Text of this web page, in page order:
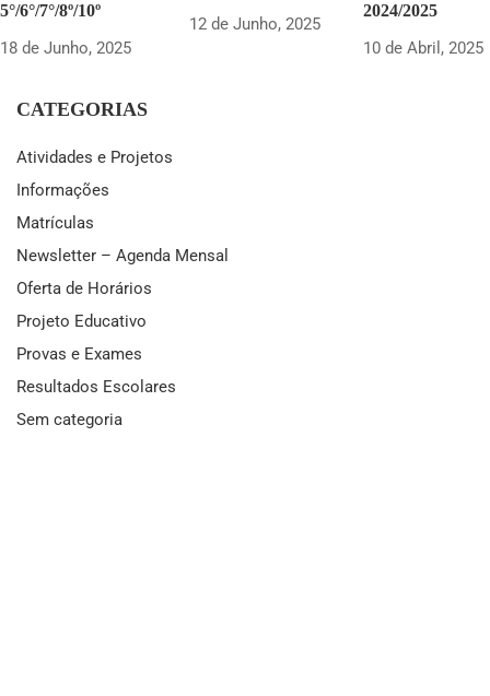
5°/6°/7°/8º/10º
18 de Junho, 2025
12 de Junho, 2025
2024/2025
10 de Abril, 2025
CATEGORIAS
Atividades e Projetos
Informações
Matrículas
Newsletter – Agenda Mensal
Oferta de Horários
Projeto Educativo
Provas e Exames
Resultados Escolares
Sem categoria